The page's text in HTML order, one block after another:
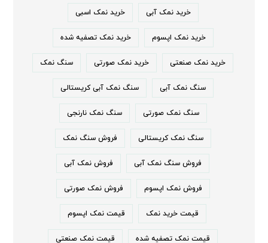
خرید نمک آبی خرید نمک اسبی
خرید نمک اپسوم خرید نمک تصفیه شده
خرید نمک صنعتی خرید نمک صورتی سنگ نمک
سنگ نمک آبی سنگ نمک آبی کریستالی
سنگ نمک صورتی سنگ نمک نارنجی
سنگ نمک کریستالی فروش سنگ نمک
فروش سنگ نمک آبی فروش نمک آبی
فروش نمک اپسوم فروش نمک صورتی
قیمت خرید نمک قیمت نمک اپسوم
قیمت نمک تصفیه شده قیمت نمک صنعتی